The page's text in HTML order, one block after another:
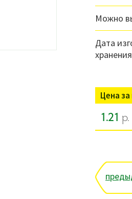
Можно
Дата
Цена
1.21 р.